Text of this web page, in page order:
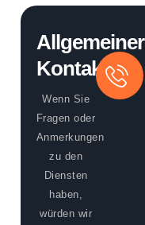
Allgemeiner
Kontakt
Wenn Sie
Fragen oder
Anmerkungen
zu den
Diensten
haben,
würden wir